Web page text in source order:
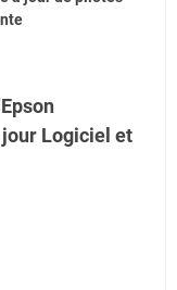
jour Logiciel et